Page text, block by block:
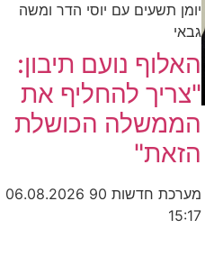
יומן תשעים עם יוסי הדר ומשה
גבאי
האלוף נועם תיבון:
"צריך להחליף את
הממשלה הכושלת
הזאת"
מערכת חדשות 90
06.08.2026
15:17